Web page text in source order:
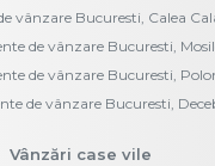
vânzare Bucuresti, Calea
de vânzare Bucuresti,
de vânzare Bucuresti,
de vânzare Bucuresti,
Vânzări case vile